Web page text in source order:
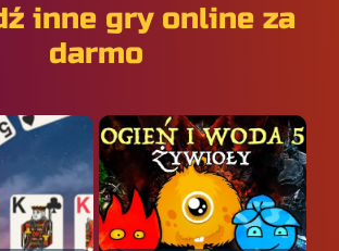
inne gry online za
darmo